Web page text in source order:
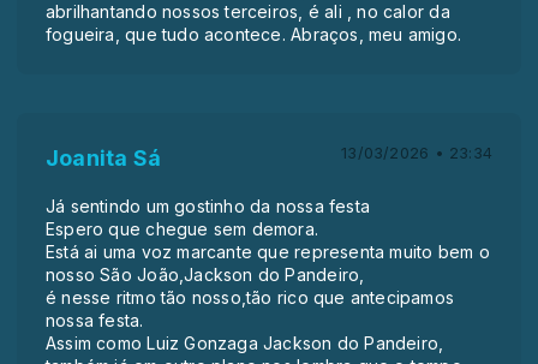
abrilhantando nossos terceiros, é ali , no calor da
fogueira, que tudo acontece. Abraços, meu amigo.
Joanita Sá 13/03/2026 • 23:34
Já sentindo um gostinho da nossa festa
Espero que chegue sem demora.
Está ai uma voz marcante que representa muito bem o
nosso São João,Jackson do Pandeiro,
é nesse ritmo tão nosso,tão rico que antecipamos
nossa festa.
Assim como Luiz Gonzaga Jackson do Pandeiro,